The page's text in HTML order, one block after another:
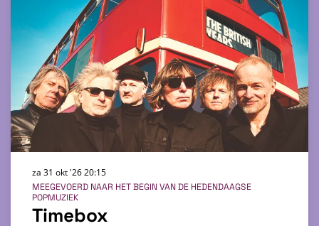
Timebox
MEEGEVOERD NAAR HET BEGIN VAN DE HEDENDAAGSE
POPMUZIEK
za 31 okt '2620:15